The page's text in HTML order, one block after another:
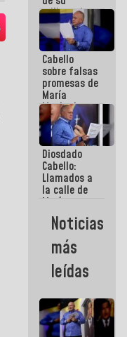
militancia
es la
organización
política más
sólida de
Venezuela
Cabello
sobre falsas
promesas de
María
Machado:
¿Quién le
puede creer?
¿Y la gente
que ella iba
a salvar en
La Guaira?
Diosdado
Cabello:
Llamados a
la calle de
María
Machado se
estrellaron
de frente
contra el
Pueblo
Noticias
más
leídas